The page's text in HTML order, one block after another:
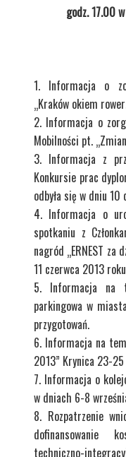
godz. 17.00
Informacja o
„Kraków okiem
Informacja o
Mobilności pt.
Informacja z
Konkursie prac
odbyła się w dniu
Informacja o
spotkaniu z
nagród „ERNEST za
11 czerwca 2013
Informacja na
parkingowa w
przygotowań.
Informacja na
2013” Krynica 23-
Informacja o
w dniach 6-8
Rozpatrzenie
dofinansowanie
techniczno-